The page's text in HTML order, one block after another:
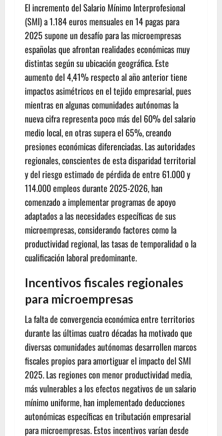
El incremento del Salario Mínimo Interprofesional
(SMI) a 1.184 euros mensuales en 14 pagas para
2025 supone un desafío para las microempresas
españolas que afrontan realidades económicas muy
distintas según su ubicación geográfica. Este
aumento del 4,41% respecto al año anterior tiene
impactos asimétricos en el tejido empresarial, pues
mientras en algunas comunidades autónomas la
nueva cifra representa poco más del 60% del salario
medio local, en otras supera el 65%, creando
presiones económicas diferenciadas. Las autoridades
regionales, conscientes de esta disparidad territorial
y del riesgo estimado de pérdida de entre 61.000 y
114.000 empleos durante 2025-2026, han
comenzado a implementar programas de apoyo
adaptados a las necesidades específicas de sus
microempresas, considerando factores como la
productividad regional, las tasas de temporalidad o la
cualificación laboral predominante.
Incentivos fiscales regionales
para microempresas
La falta de convergencia económica entre territorios
durante las últimas cuatro décadas ha motivado que
diversas comunidades autónomas desarrollen marcos
fiscales propios para amortiguar el impacto del SMI
2025. Las regiones con menor productividad media,
más vulnerables a los efectos negativos de un salario
mínimo uniforme, han implementado deducciones
autonómicas específicas en tributación empresarial
para microempresas. Estos incentivos varían desde